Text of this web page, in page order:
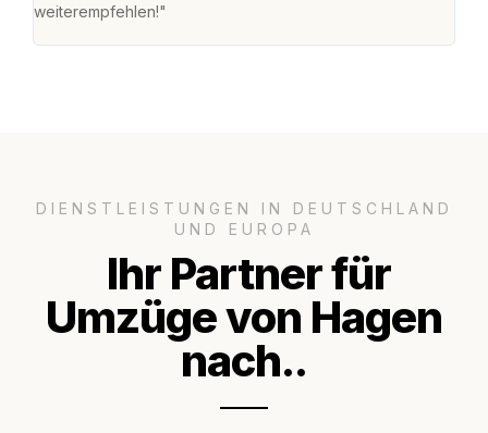
weiterempfehlen!"
DIENSTLEISTUNGEN IN DEUTSCHLAND
UND EUROPA
Ihr Partner für
Umzüge von Hagen
nach..